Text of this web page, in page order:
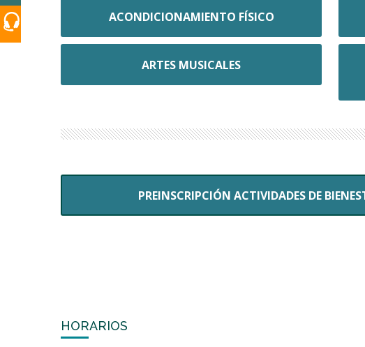
ACONDICIONAMIENTO FÍSICO
ARTES MUSICALES
PREINSCRIPCIÓN ACTIVIDADES DE
HORARIOS